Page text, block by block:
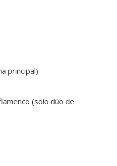
principal)
(solo dúo de